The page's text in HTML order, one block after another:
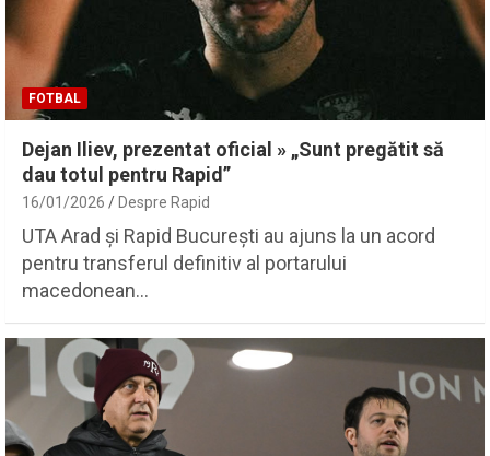
FOTBAL
Dejan Iliev, prezentat oficial » „Sunt pregătit să
dau totul pentru Rapid”
16/01/2026 Despre Rapid
UTA Arad și Rapid București au ajuns la un acord
pentru transferul definitiv al portarului
macedonean…